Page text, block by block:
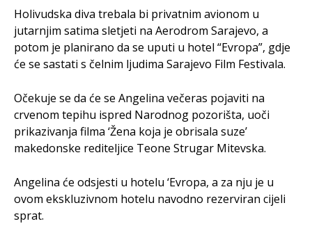
Holivudska diva trebala bi privatnim avionom u
jutarnjim satima sletjeti na Aerodrom Sarajevo, a
potom je planirano da se uputi u hotel “Evropa”, gdje
će se sastati s čelnim ljudima Sarajevo Film Festivala.
Očekuje se da će se Angelina večeras pojaviti na
crvenom tepihu ispred Narodnog pozorišta, uoči
prikazivanja filma ‘Žena koja je obrisala suze’
makedonske rediteljice Teone Strugar Mitevska.
Angelina će odsjesti u hotelu ‘Evropa, a za nju je u
ovom ekskluzivnom hotelu navodno rezerviran cijeli
sprat.